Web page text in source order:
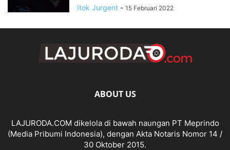
Itok Jurgent - 15 Februari 2022
ABOUT US
LAJURODA.COM dikelola di bawah naungan PT Meprindo
(Media Pribumi Indonesia), dengan Akta Notaris Nomor 14 /
30 Oktober 2015.